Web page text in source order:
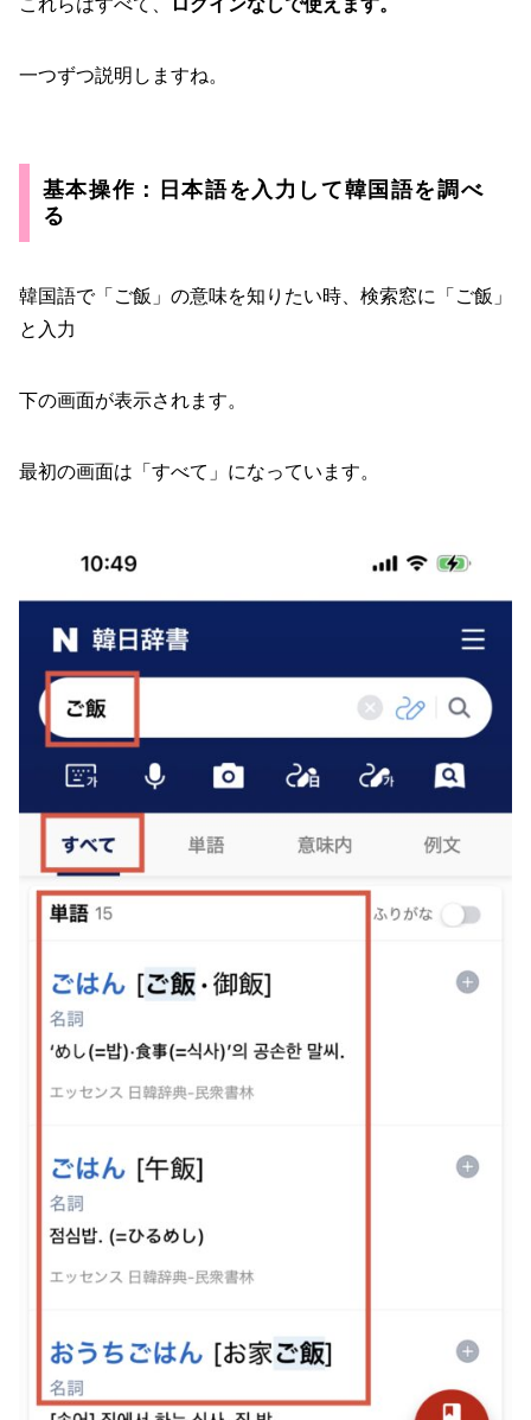
これらはすべて、 ログインなしで使えます。
一つずつ説明しますね。
基本操作：日本語を入力して韓国語を調べ
る
韓国語で「ご飯」の意味を知りたい時、検索窓に「ご飯」
と入力
下の画面が表示されます。
最初の画面は「すべて」になっています。